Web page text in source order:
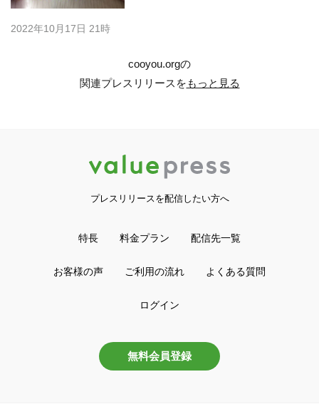
2022年10月17日 21時
cooyou.orgの
関連プレスリリースをもっと見る
プレスリリースを配信したい方へ
特長 料金プラン 配信先一覧
お客様の声 ご利用の流れ よくある質問
ログイン
無料会員登録